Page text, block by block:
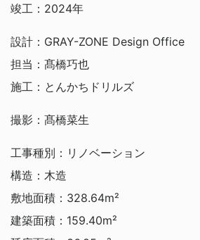
竣工：2024年
設計：GRAY-ZONE Design Office
担当：髙橋巧也
施工：とんかちドリルズ
撮影：髙橋菜生
工事種別：リノベーション
構造：木造
敷地面積：328.64m²
建築面積：159.40m²
Architects Other Projects
GRAY-ZONE Design Office